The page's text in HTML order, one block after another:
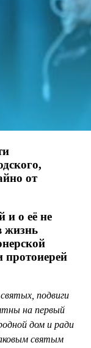
от
и о её не
жизнь
протоиерей
подвиги
на первый
дом и ради
святым